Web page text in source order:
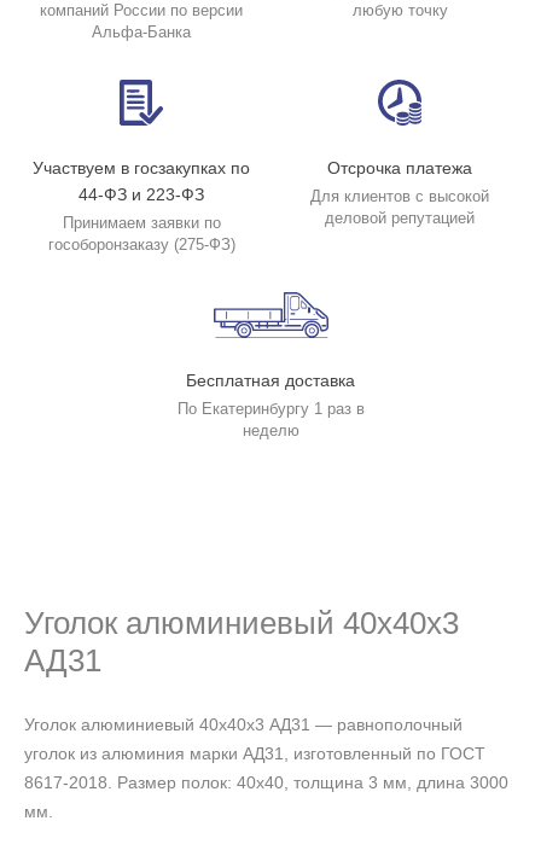
компаний России по версии
Альфа-Банка
любую точку
Участвуем в госзакупках по
44-ФЗ и 223-ФЗ
Принимаем заявки по
гособоронзаказу (275-ФЗ)
Отсрочка платежа
Для клиентов с высокой
деловой репутацией
Бесплатная доставка
По Екатеринбургу 1 раз в
неделю
Уголок алюминиевый 40х40х3
АД31
Уголок алюминиевый 40х40х3 АД31 — равнополочный
уголок из алюминия марки АД31, изготовленный по ГОСТ
8617-2018. Размер полок: 40х40, толщина 3 мм, длина 3000
мм.